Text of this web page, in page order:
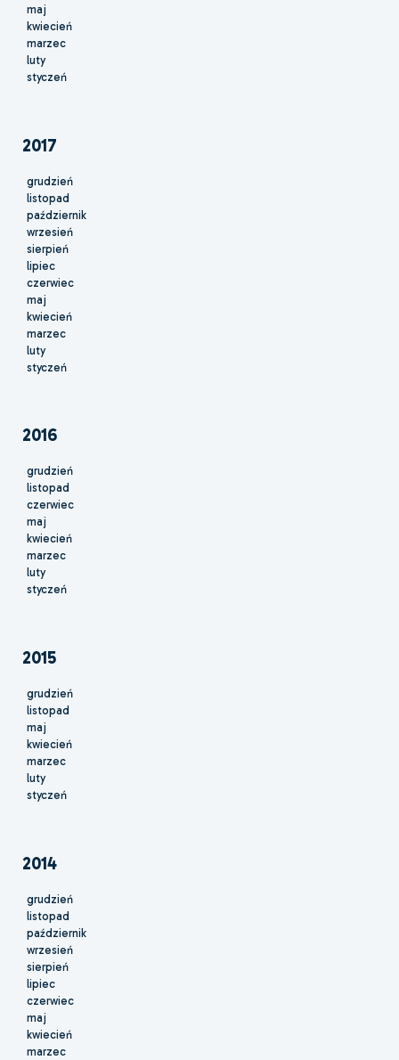
maj
kwiecień
marzec
luty
styczeń
2017
grudzień
listopad
październik
wrzesień
sierpień
lipiec
czerwiec
maj
kwiecień
marzec
luty
styczeń
2016
grudzień
listopad
czerwiec
maj
kwiecień
marzec
luty
styczeń
2015
grudzień
listopad
maj
kwiecień
marzec
luty
styczeń
2014
grudzień
listopad
październik
wrzesień
sierpień
lipiec
czerwiec
maj
kwiecień
marzec